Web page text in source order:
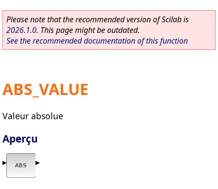
Please note that the recommended version of Scilab is
2026.1.0. This page might be outdated.
See the recommended documentation of this function
ABS_VALUE
Valeur absolue
Aperçu